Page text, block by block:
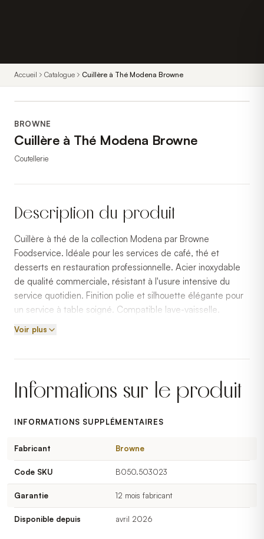
Accueil Catalogue Cuillère à Thé Modena Browne
BROWNE
Cuillère à Thé Modena Browne
Coutellerie
Description du produit
Cuillère à thé de la collection Modena par Browne
Foodservice. Idéale pour les services de café, thé et
desserts en restauration professionnelle. Acier inoxydable
de qualité commerciale, résistant à l'usure intensive du
service quotidien. Finition polie et silhouette élégante pour
un service à table soigné. Compatible lave-vaisselle.
Voir plus
Informations sur le produit
INFORMATIONS SUPPLÉMENTAIRES
Fabricant Browne
Code SKU B050.503023
Garantie 12 mois fabricant
Disponible depuis avril 2026